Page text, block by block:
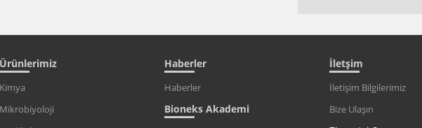
Ürünlerimiz
Kimya
Mikrobiyoloji
Haberler
Haberler
Bioneks Akademi
İletşim
İletişim Bilgilerimiz
Bize Ulaşın